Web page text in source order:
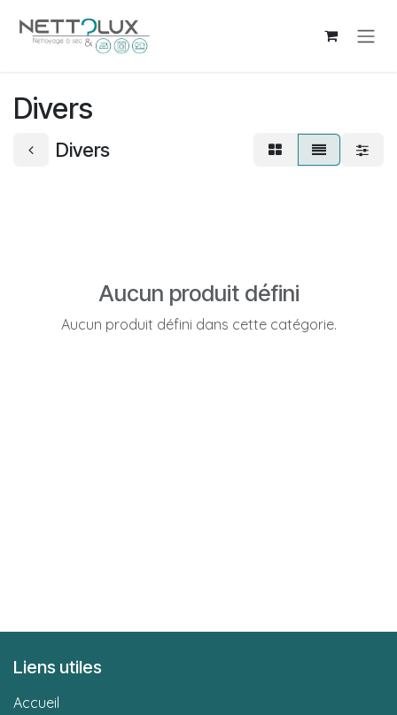
Divers
Divers
Aucun produit défini
Aucun produit défini dans cette catégorie.
Liens utiles
Accueil